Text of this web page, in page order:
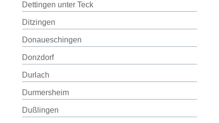
Dettingen unter Teck
Ditzingen
Donaueschingen
Donzdorf
Durlach
Durmersheim
Dußlingen